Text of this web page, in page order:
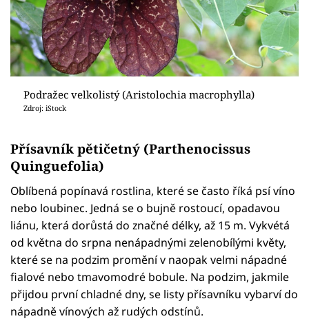
Podražec velkolistý (Aristolochia macrophylla)
Zdroj: iStock
Přísavník pětičetný (Parthenocissus
Quinguefolia)
Oblíbená popínavá rostlina, které se často říká psí víno
nebo loubinec. Jedná se o bujně rostoucí, opadavou
liánu, která dorůstá do značné délky, až 15 m. Vykvétá
od května do srpna nenápadnými zelenobílými květy,
které se na podzim promění v naopak velmi nápadné
fialové nebo tmavomodré bobule. Na podzim, jakmile
přijdou první chladné dny, se listy přísavníku vybarví do
nápadně vínových až rudých odstínů.